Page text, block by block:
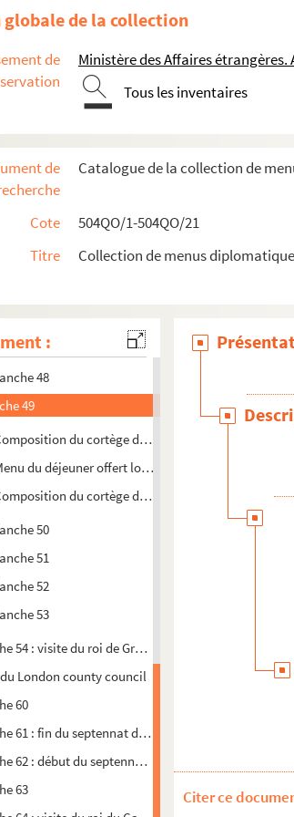
de la collection
de
Ministère des Affaires
Tous les inventaires
de
Catalogue de la collection de
Cote
504QO/1-504QO/21
Titre
Collection de menus
:
en l'honneur de la mission américaine pour
à Paris des marins anglais
28
international de la tubercolose à Paris
du prince de Bulgarie en France
du président de la République au Portugal
retour du président de la République
46
47
48
49
du cortège de la gare au château de
du déjeuner offert lors d'une partie de chasse
du cortège du Palais des Affaires
50
51
52
53
54 : visite du roi de Grèce en France
London county council
60
61 : fin du septennat d'Emile Loubet
62 : début du septennat d'Armand Fallières
63
Citer ce